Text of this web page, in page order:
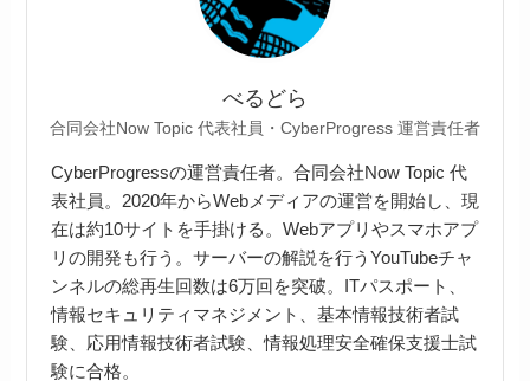
べるどら
合同会社Now Topic 代表社員・CyberProgress 運営責任者
CyberProgressの運営責任者。合同会社Now Topic 代
表社員。2020年からWebメディアの運営を開始し、現
在は約10サイトを手掛ける。Webアプリやスマホアプ
リの開発も行う。サーバーの解説を行うYouTubeチャ
ンネルの総再生回数は6万回を突破。ITパスポート、
情報セキュリティマネジメント、基本情報技術者試
験、応用情報技術者試験、情報処理安全確保支援士試
験に合格。